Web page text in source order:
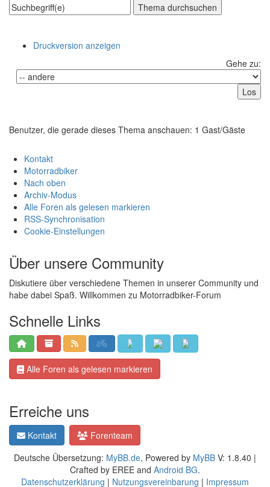
Druckversion anzeigen
Gehe zu:
Benutzer, die gerade dieses Thema anschauen: 1 Gast/Gäste
Kontakt
Motorradbiker
Nach oben
Archiv-Modus
Alle Foren als gelesen markieren
RSS-Synchronisation
Cookie-Einstellungen
Über unsere Community
Diskutiere über verschiedene Themen in unserer Community und
habe dabei Spaß. Willkommen zu Motorradbiker-Forum
Schnelle Links
Alle Foren als gelesen markieren
Erreiche uns
Kontakt
Forenteam
Deutsche Übersetzung: MyBB.de, Powered by MyBB V: 1.8.40 |
Crafted by EREE and Android BG.
Datenschutzerklärung | Nutzungsvereinbarung | Impressum